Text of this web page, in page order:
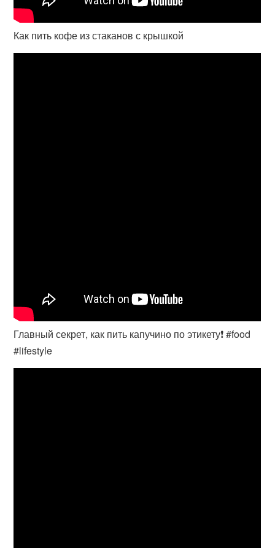
Как пить кофе из стаканов с крышкой
Главный секрет, как пить капучино по этикету❗️ #food
#lifestyle